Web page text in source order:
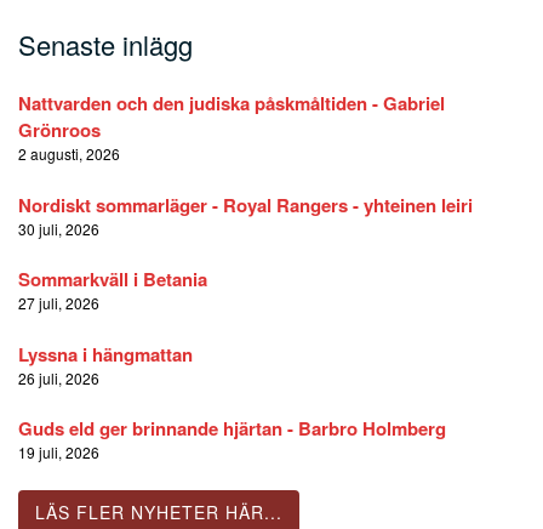
Senaste inlägg
Nattvarden och den judiska påskmåltiden - Gabriel
Grönroos
2 augusti, 2026
Nordiskt sommarläger - Royal Rangers - yhteinen leiri
30 juli, 2026
Sommarkväll i Betania
27 juli, 2026
Lyssna i hängmattan
26 juli, 2026
Guds eld ger brinnande hjärtan - Barbro Holmberg
19 juli, 2026
LÄS FLER NYHETER HÄR...